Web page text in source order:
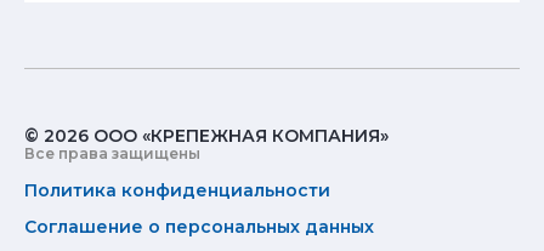
© 2026 ООО «КРЕПЕЖНАЯ КОМПАНИЯ»
Все права защищены
Политика конфиденциальности
Соглашение о персональных данных